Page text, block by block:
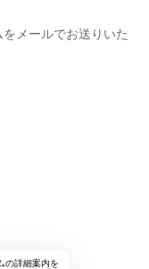
メールでお送りいた
の詳細案内を